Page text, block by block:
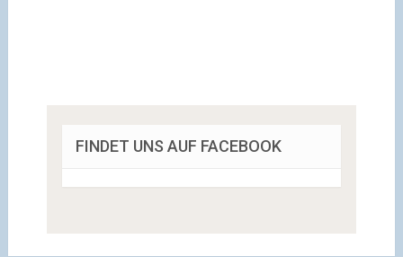
FINDET UNS AUF FACEBOOK